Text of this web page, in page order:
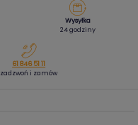
Wysyłka
24 godziny
61 846 51 11
zadzwoń i zamów